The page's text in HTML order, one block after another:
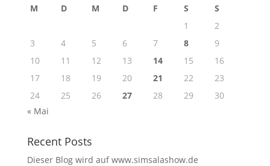
M D M D F S
S
1
2
3
4 5 6 7 8
9
10
11 12 13 14 15
16
17
18 19 20 21 22
23
24
25 26 27 28 29
30
« Mai
Recent Posts
Dieser Blog wird auf www.simsalashow.de